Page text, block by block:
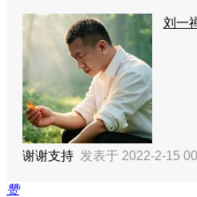
刘一
谢谢支持 发表于 2022-2-15
赞